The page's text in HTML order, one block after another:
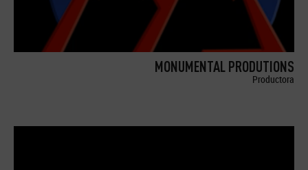
MONUMENTAL PRODUTIONS
Productora